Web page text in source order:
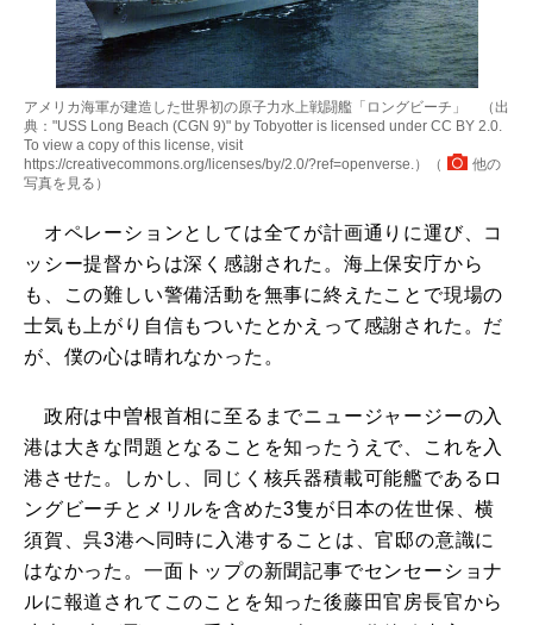
アメリカ海軍が建造した世界初の原子力水上戦闘艦「ロングビーチ」 （出
典："USS Long Beach (CGN 9)" by Tobyotter is licensed under CC BY 2.0.
To view a copy of this license, visit
https://creativecommons.org/licenses/by/2.0/?ref=openverse.）（
他の
写真を見る ）
オペレーションとしては全てが計画通りに運び、コ
ッシー提督からは深く感謝された。海上保安庁から
も、この難しい警備活動を無事に終えたことで現場の
士気も上がり自信もついたとかえって感謝された。だ
が、僕の心は晴れなかった。
政府は中曽根首相に至るまでニュージャージーの入
港は大きな問題となることを知ったうえで、これを入
港させた。しかし、同じく核兵器積載可能艦であるロ
ングビーチとメリルを含めた3隻が日本の佐世保、横
須賀、呉3港へ同時に入港することは、官邸の意識に
はなかった。一面トップの新聞記事でセンセーショナ
ルに報道されてこのことを知った後藤田官房長官から